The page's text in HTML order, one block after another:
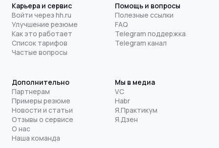
Карьера и сервис
Войти через hh.ru
Улучшение резюме
Как это работает
Список тарифов
Частые вопросы
Помощь и вопросы
Полезные ссылки
FAQ
Telegram поддержка
Telegram канал
Дополнительно
Партнерам
Примеры резюме
Новости и статьи
Отзывы о сервисе
О нас
Наша команда
Мы в медиа
VC
Habr
Я.Практикум
Я.Дзен